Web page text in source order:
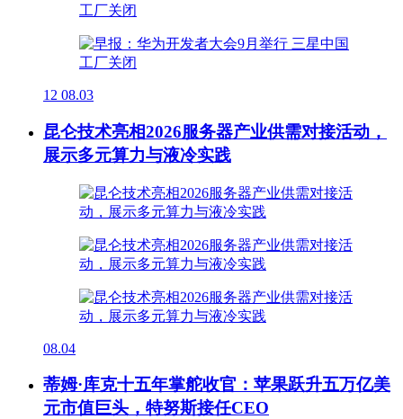
12 08.03
昆仑技术亮相2026服务器产业供需对接活动，
展示多元算力与液冷实践
08.04
蒂姆·库克十五年掌舵收官：苹果跃升五万亿美
元市值巨头，特努斯接任CEO